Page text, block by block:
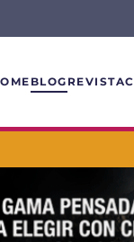
BLOG REVISTA